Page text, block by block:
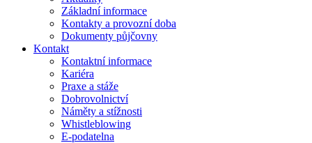
Základní informace
Kontakty a provozní doba
Dokumenty půjčovny
Kontakt
Kontaktní informace
Kariéra
Praxe a stáže
Dobrovolnictví
Náměty a stížnosti
Whistleblowing
E-podatelna